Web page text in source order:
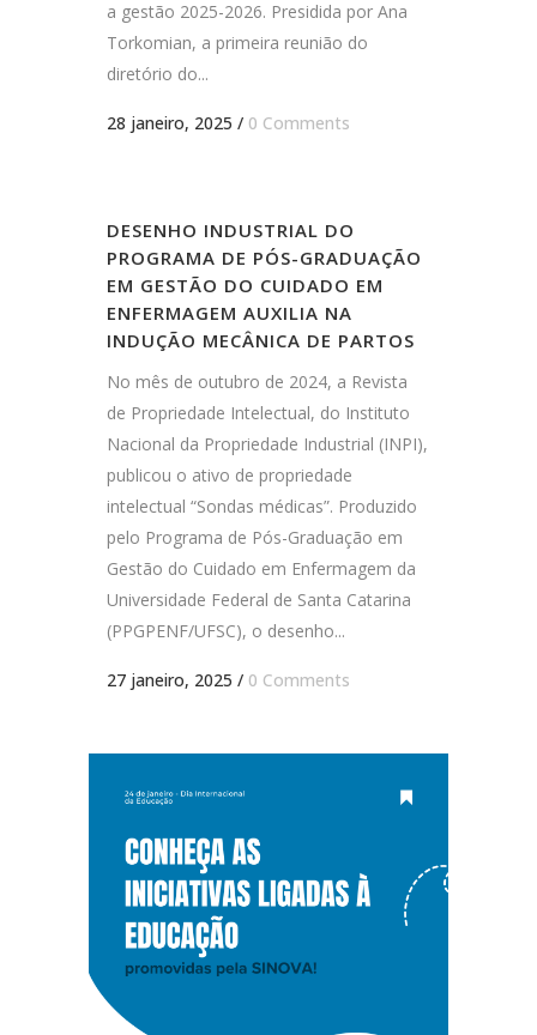
a gestão 2025-2026. Presidida por Ana
Torkomian, a primeira reunião do
diretório do...
28 janeiro, 2025 / 0 Comments
DESENHO INDUSTRIAL DO
PROGRAMA DE PÓS-GRADUAÇÃO
EM GESTÃO DO CUIDADO EM
ENFERMAGEM AUXILIA NA
INDUÇÃO MECÂNICA DE PARTOS
No mês de outubro de 2024, a Revista
de Propriedade Intelectual, do Instituto
Nacional da Propriedade Industrial (INPI),
publicou o ativo de propriedade
intelectual “Sondas médicas”. Produzido
pelo Programa de Pós-Graduação em
Gestão do Cuidado em Enfermagem da
Universidade Federal de Santa Catarina
(PPGPENF/UFSC), o desenho...
27 janeiro, 2025 / 0 Comments